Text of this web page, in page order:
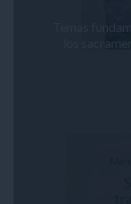
Temas
los